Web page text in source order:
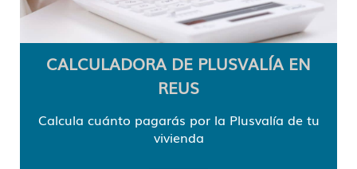
CALCULADORA DE PLUSVALÍA EN
REUS
Calcula cuánto pagarás por la Plusvalía de tu
vivienda